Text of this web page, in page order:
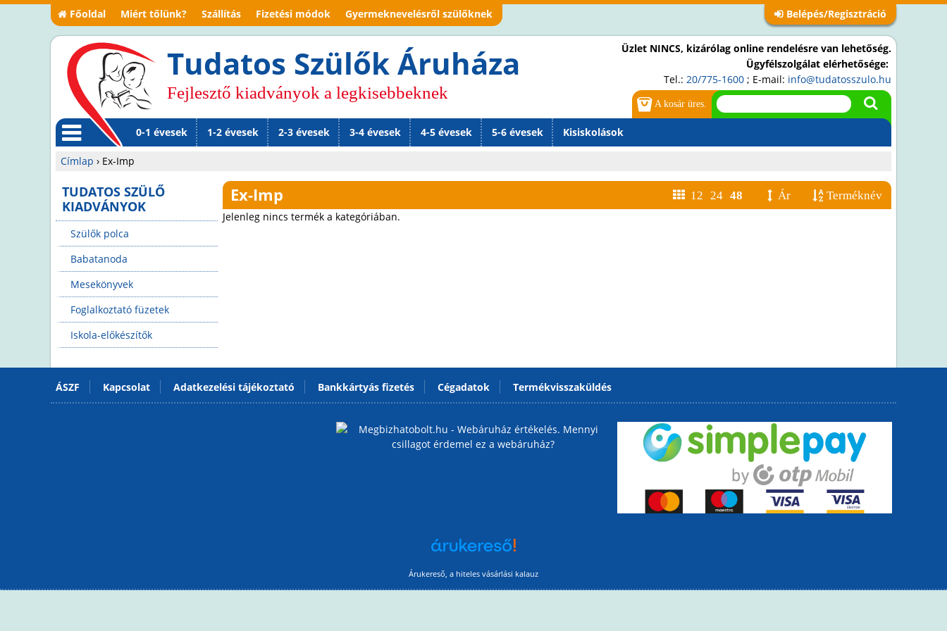
Jump to navigation
Főoldal Miért tőlünk? Szállítás Fizetési módok Gyermeknevelésről szülőknek Belépés/Regisztráció
Tudatos Szülők Áruháza
Fejlesztő kiadványok a legkisebbeknek
Üzlet NINCS, kizárólag online rendelésre van lehetőség.
Ügyfélszolgálat elérhetősége:
Tel.: 20/775-1600 ; E-mail: info@tudatosszulo.hu
Jelenlegi
hely
Címlap › Ex-Imp
Ex-Imp 12 24 48 Ár
Terméknév
Jelenleg nincs termék a kategóriában.
A kosár üres.
M
en
ü
0-1 évesek 1-2 évesek 2-3 évesek 3-4 évesek 4-5 évesek 5-6 évesek Kisiskolások
TUDATOS SZÜLŐ
KIADVÁNYOK
Szülők polca
Babatanoda
Mesekönyvek
Foglalkoztató füzetek
Iskola-előkészítők
ÁSZF Kapcsolat Adatkezelési tájékoztató Bankkártyás fizetés Cégadatok Termékvisszaküldés
Árukereső, a hiteles vásárlási kalauz